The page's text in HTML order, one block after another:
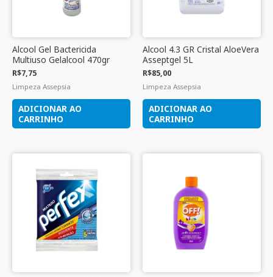
Alcool Gel Bactericida
Multiuso Gelalcool 470gr
R$7,75
Limpeza Assepsia
ADICIONAR AO
CARRINHO
Alcool 4.3 GR Cristal AloeVera
Asseptgel 5L
R$85,00
Limpeza Assepsia
ADICIONAR AO
CARRINHO